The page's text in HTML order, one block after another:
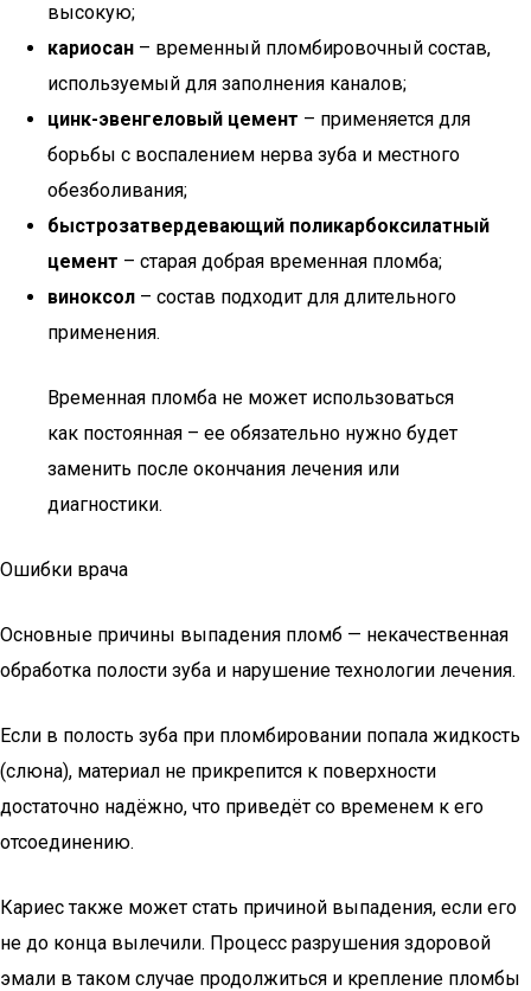
высокую;
кариосан – временный пломбировочный состав,
используемый для заполнения каналов;
цинк-эвенгеловый цемент – применяется для
борьбы с воспалением нерва зуба и местного
обезболивания;
быстрозатвердевающий поликарбоксилатный
цемент – старая добрая временная пломба;
виноксол – состав подходит для длительного
применения.
Временная пломба не может использоваться
как постоянная – ее обязательно нужно будет
заменить после окончания лечения или
диагностики.
Ошибки врача
Основные причины выпадения пломб — некачественная
обработка полости зуба и нарушение технологии лечения.
Если в полость зуба при пломбировании попала жидкость
(слюна), материал не прикрепится к поверхности
достаточно надёжно, что приведёт со временем к его
отсоединению.
Кариес также может стать причиной выпадения, если его
не до конца вылечили. Процесс разрушения здоровой
эмали в таком случае продолжиться и крепление пломбы